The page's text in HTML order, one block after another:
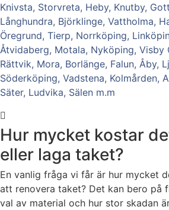
Knivsta, Storvreta, Heby, Knutby,
Långhundra, Björklinge, Vattholma,
Öregrund, Tierp, Norrköping,
Åtvidaberg, Motala, Nyköping, Visby
Rättvik, Mora, Borlänge, Falun, Åby,
Söderköping, Vadstena, Kolmården,
Säter, Ludvika, Sälen m.m
Hur mycket kostar
eller laga taket?
En vanlig fråga vi får är hur mycket
att renovera taket? Det kan bero på
val av material och hur stor skadan